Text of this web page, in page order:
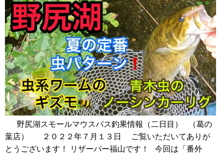
野尻湖スモールマウスバス釣果情報（二日目） （葛の
葉店） ２０２２年７月１３日 ご覧いただいてありが
とうございます！ リザーバー福山です！ 今回は「番外